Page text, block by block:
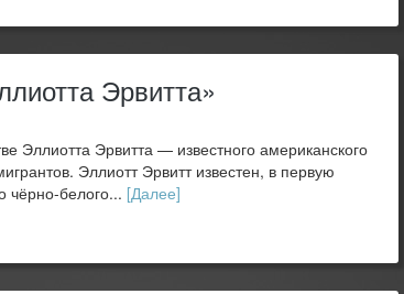
Эрвитта»
Эллиотта Эрвитта — известного американского
Эллиотт Эрвитт известен, в первую
чёрно-белого... [Далее]